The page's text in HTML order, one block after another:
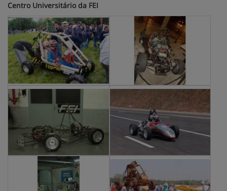
Centro Universitário da FEI